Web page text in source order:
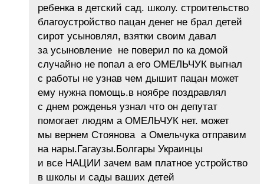
ребенка в детский сад. школу. строительство
благоустройство пацан денег не брал детей
сирот усыновлял, взятки своим давал
за усыновление не поверил по ка домой
случайно не попал а его ОМЕЛЬЧУК выгнал
с работы не узнав чем дышит пацан может
ему нужна помощь.в ноябре поздравлял
с днем рожденья узнал что он депутат
помогает людям а ОМЕЛЬЧУК нет. может
мы вернем Стоянова а Омельчука отправим
на нары.Гагаузы.Болгары Украинцы
и все НАЦИИ зачем вам платное устройство
в школы и сады ваших детей